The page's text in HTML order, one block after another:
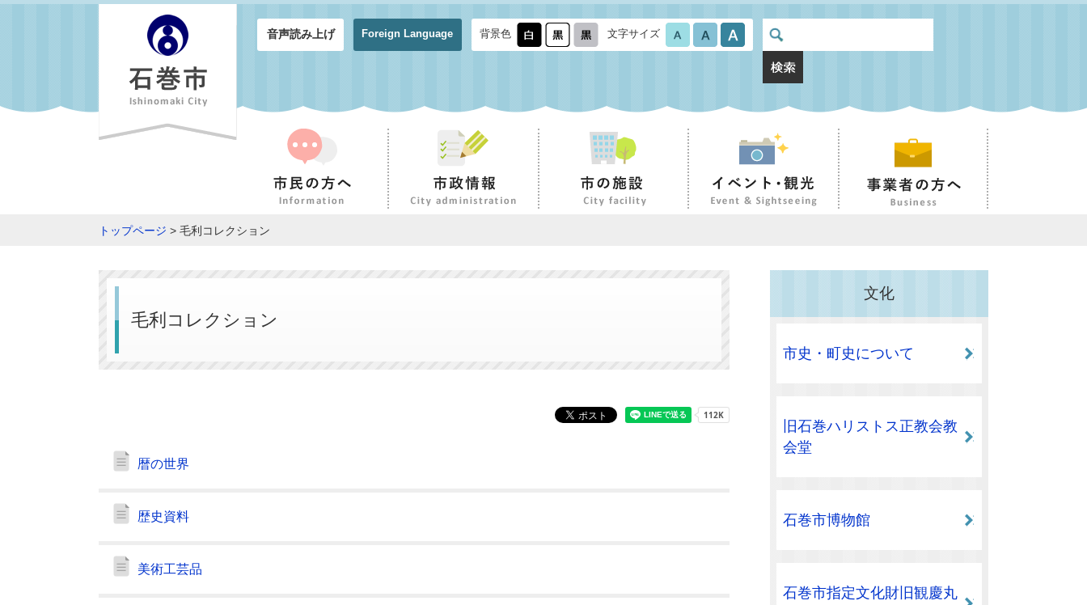
音声読み上げ Foreign Language 背景色 文字サイズ
トップページ > 毛利コレクション
毛利コレクション
暦の世界
歴史資料
美術工芸品
文化
市史・町史について
旧石巻ハリストス正教会教
会堂
石巻市博物館
石巻市指定文化財旧観慶丸